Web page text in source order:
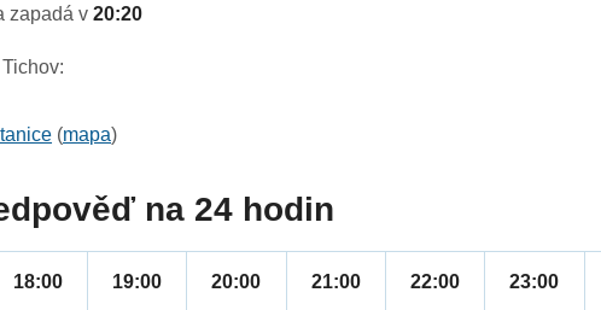
zapadá v20:20
(mapa)
na 24 hodin
18:00 19:00 20:00 21:00 22:00 23:00